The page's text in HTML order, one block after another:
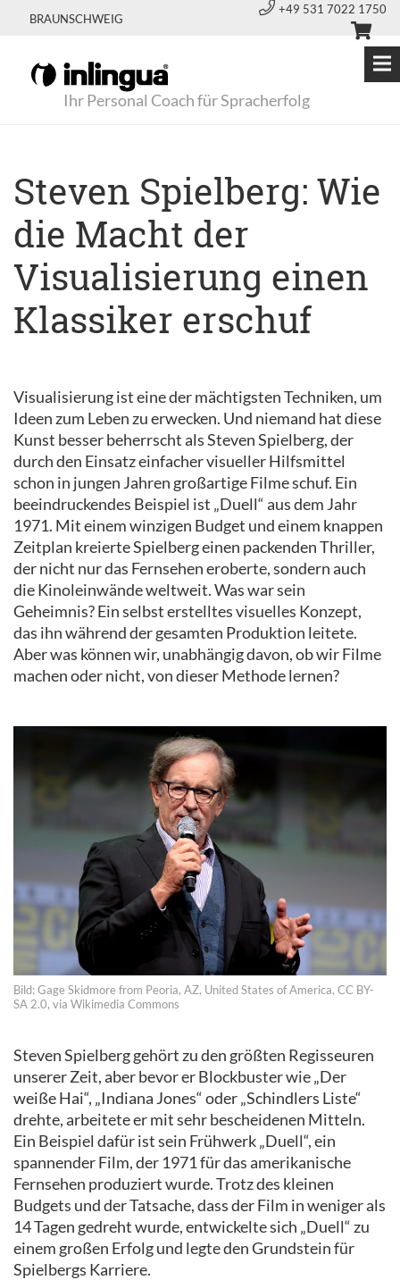
BRAUNSCHWEIG
+49 531 7022 1750
Ihr Personal Coach für Spracherfolg
Steven Spielberg: Wie
die Macht der
Visualisierung einen
Klassiker erschuf
Visualisierung ist eine der mächtigsten Techniken, um
Ideen zum Leben zu erwecken. Und niemand hat diese
Kunst besser beherrscht als Steven Spielberg, der
durch den Einsatz einfacher visueller Hilfsmittel
schon in jungen Jahren großartige Filme schuf. Ein
beeindruckendes Beispiel ist „Duell“ aus dem Jahr
1971. Mit einem winzigen Budget und einem knappen
Zeitplan kreierte Spielberg einen packenden Thriller,
der nicht nur das Fernsehen eroberte, sondern auch
die Kinoleinwände weltweit. Was war sein
Geheimnis? Ein selbst erstelltes visuelles Konzept,
das ihn während der gesamten Produktion leitete.
Aber was können wir, unabhängig davon, ob wir Filme
machen oder nicht, von dieser Methode lernen?
Bild: Gage Skidmore from Peoria, AZ, United States of America, CC BY-
SA 2.0, via Wikimedia Commons
Steven Spielberg gehört zu den größten Regisseuren
unserer Zeit, aber bevor er Blockbuster wie „Der
weiße Hai“, „Indiana Jones“ oder „Schindlers Liste“
drehte, arbeitete er mit sehr bescheidenen Mitteln.
Ein Beispiel dafür ist sein Frühwerk „Duell“, ein
spannender Film, der 1971 für das amerikanische
Fernsehen produziert wurde. Trotz des kleinen
Budgets und der Tatsache, dass der Film in weniger als
14 Tagen gedreht wurde, entwickelte sich „Duell“ zu
einem großen Erfolg und legte den Grundstein für
Spielbergs Karriere.